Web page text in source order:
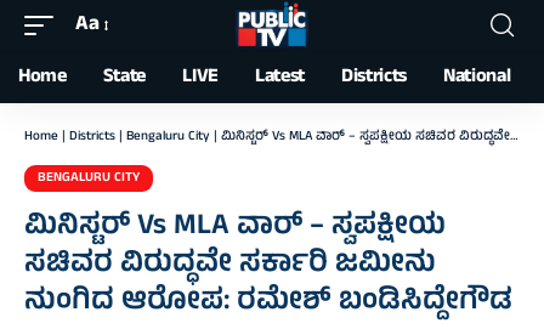
Font
Resizer
Aa
Home State LIVE Latest Districts National
Home | Districts | Bengaluru City | ಮಿನಿಸ್ಟರ್ Vs MLA ವಾರ್ – ಸ್ವಪಕ್ಷೀಯ ಸಚಿವರ ವಿರುದ್ಧವೇ ಸರ್ಕಾರಿ ಜಮೀನು ನುಂಗಿದ ಆರೋಪ: ರಮೇಶ್ ಬಂಡಿಸಿದ್ದೇಗೌಡ
BENGALURU CITY
ಮಿನಿಸ್ಟರ್ Vs MLA ವಾರ್ – ಸ್ವಪಕ್ಷೀಯ
ಸಚಿವರ ವಿರುದ್ಧವೇ ಸರ್ಕಾರಿ ಜಮೀನು
ನುಂಗಿದ ಆರೋಪ: ರಮೇಶ್ ಬಂಡಿಸಿದ್ದೇಗೌಡ